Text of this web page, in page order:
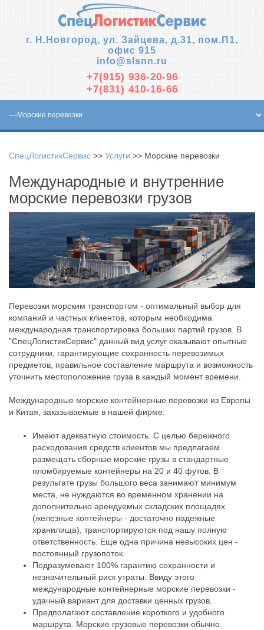
г. Н.Новгород, ул. Зайцева, д.31, пом.П1,
офис 915
info@slsnn.ru
+7(915) 936-20-96
+7(831) 410-16-66
СпецЛогистикСервис >> Услуги >> Морские перевозки
Международные и внутренние
морские перевозки грузов
Перевозки морским транспортом - оптимальный выбор для
компаний и частных клиентов, которым необходима
международная транспортировка больших партий грузов. В
"СпецЛогистикСервис" данный вид услуг оказывают опытные
сотрудники, гарантирующие сохранность перевозимых
предметов, правильное составление маршрута и возможность
уточнить местоположение груза в каждый момент времени.
Международные морские контейнерные перевозки из Европы
и Китая, заказываемые в нашей фирме:
Имеют адекватную стоимость. С целью бережного
расходования средств клиентов мы предлагаем
размещать сборные морские грузы в стандартные
пломбируемые контейнеры на 20 и 40 футов. В
результате грузы большого веса занимают минимум
места, не нуждаются во временном хранении на
дополнительно арендуемых складских площадях
(железные контейнеры - достаточно надежные
хранилища), транспортируются под нашу полную
ответственность. Еще одна причина невысоких цен -
постоянный грузопоток.
Подразумевают 100% гарантию сохранности и
незначительный риск утраты. Ввиду этого
международные контейнерные морские перевозки -
удачный вариант для доставки ценных грузов.
Предполагают составление короткого и удобного
маршрута. Морские грузовые перевозки обычно